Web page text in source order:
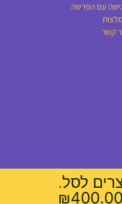
עם הפרשה
קשר
לסל.
₪400.00